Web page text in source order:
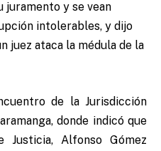
juramento y se vean
intolerables, y dijo
juez ataca la médula de la
de la Jurisdicción
donde indicó que
Alfonso Gómez